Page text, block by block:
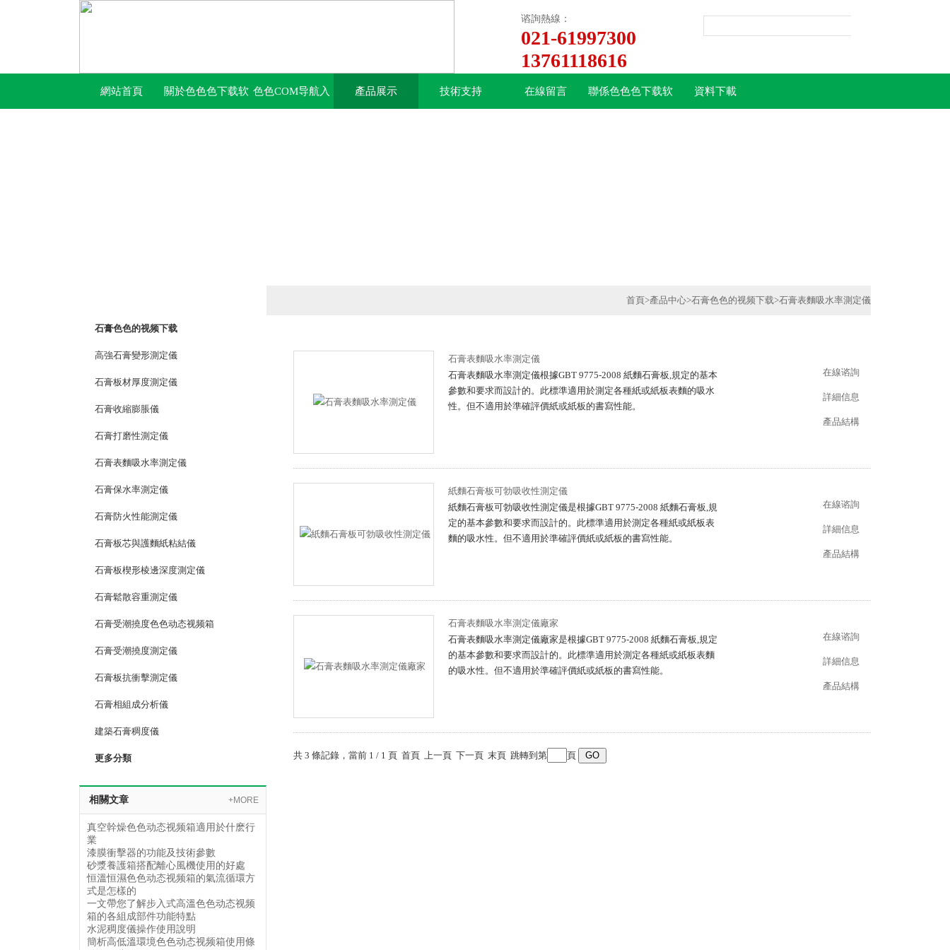
谘詢熱線：
021-61997300
13761118616
網站首頁 關於色色色下载软 色色COM导航入 產品展示 技術支持 在線留言 聯係色色色下载软 資料下載
石膏色色的视频下载
高強石膏變形測定儀
石膏板材厚度測定儀
石膏收縮膨脹儀
石膏打磨性測定儀
石膏表麵吸水率測定儀
石膏保水率測定儀
石膏防火性能測定儀
石膏板芯與護麵紙粘結儀
石膏板楔形棱邊深度測定儀
石膏鬆散容重測定儀
石膏受潮撓度色色动态视频箱
石膏受潮撓度測定儀
石膏板抗衝擊測定儀
石膏相組成分析儀
建築石膏稠度儀
更多分類
相關文章 +MORE
真空幹燥色色动态视频箱適用於什麽行
業
漆膜衝擊器的功能及技術參數
砂漿養護箱搭配離心風機使用的好處
恒溫恒濕色色动态视频箱的氣流循環方
式是怎樣的
一文帶您了解步入式高溫色色动态视频
箱的各組成部件功能特點
水泥稠度儀操作使用說明
簡析高低溫環境色色动态视频箱使用條
首頁>產品中心>石膏色色的视频下载>石膏表麵吸水率測定儀
石膏表麵吸水率測定儀
石膏表麵吸水率測定儀根據GBT 9775-2008 紙麵石膏板,規定的基本
參數和要求而設計的。此標準適用於測定各種紙或紙板表麵的吸水
性。但不適用於準確評價紙或紙板的書寫性能。
在線谘詢
詳細信息
產品結構
紙麵石膏板可勃吸收性測定儀
紙麵石膏板可勃吸收性測定儀是根據GBT 9775-2008 紙麵石膏板,規
定的基本參數和要求而設計的。此標準適用於測定各種紙或紙板表
麵的吸水性。但不適用於準確評價紙或紙板的書寫性能。
在線谘詢
詳細信息
產品結構
石膏表麵吸水率測定儀廠家
石膏表麵吸水率測定儀廠家是根據GBT 9775-2008 紙麵石膏板,規定
的基本參數和要求而設計的。此標準適用於測定各種紙或紙板表麵
的吸水性。但不適用於準確評價紙或紙板的書寫性能。
在線谘詢
詳細信息
產品結構
共 3 條記錄，當前 1 / 1 頁 首頁 上一頁 下一頁 末頁 跳轉到第 頁